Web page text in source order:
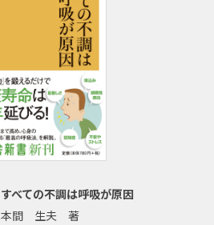
すべての不調は呼吸が原因
本間 生夫 著